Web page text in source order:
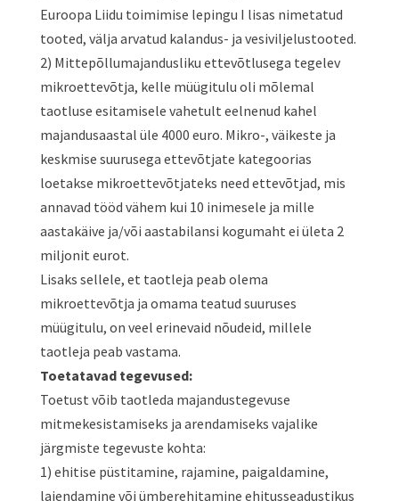
Euroopa Liidu toimimise lepingu I lisas nimetatud
tooted, välja arvatud kalandus- ja vesiviljelustooted.
2) Mittepõllumajandusliku ettevõtlusega tegelev
mikroettevõtja, kelle müügitulu oli mõlemal
taotluse esitamisele vahetult eelnenud kahel
majandusaastal üle 4000 euro. Mikro-, väikeste ja
keskmise suurusega ettevõtjate kategoorias
loetakse mikroettevõtjateks need ettevõtjad, mis
annavad tööd vähem kui 10 inimesele ja mille
aastakäive ja/või aastabilansi kogumaht ei ületa 2
miljonit eurot.
Lisaks sellele, et taotleja peab olema
mikroettevõtja ja omama teatud suuruses
müügitulu, on veel erinevaid nõudeid, millele
taotleja peab vastama.
Toetatavad tegevused:
Toetust võib taotleda majandustegevuse
mitmekesistamiseks ja arendamiseks vajalike
järgmiste tegevuste kohta:
1) ehitise püstitamine, rajamine, paigaldamine,
laiendamine või ümberehitamine ehitusseadustikus